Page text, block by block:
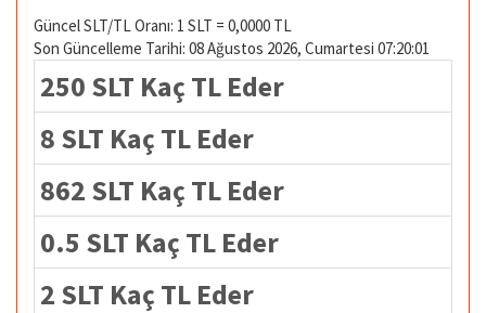
Güncel SLT/TL Oranı: 1 SLT = 0,0000 TL
Son Güncelleme Tarihi: 08 Ağustos 2026, Cumartesi 07:20:01
250 SLT Kaç TL Eder
8 SLT Kaç TL Eder
862 SLT Kaç TL Eder
0.5 SLT Kaç TL Eder
2 SLT Kaç TL Eder